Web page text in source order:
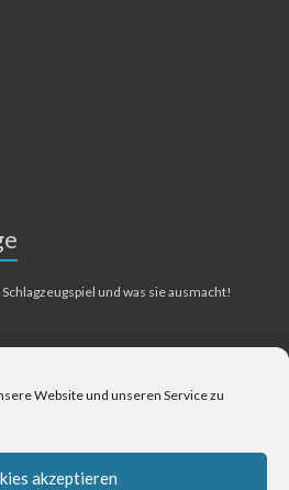
Website und unseren Service zu
akzeptieren
und was sie ausmacht!
– Berlin-Bangkok